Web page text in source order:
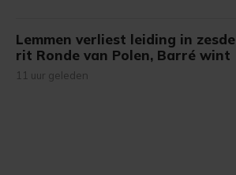
Lemmen verliest leiding in zesde
rit Ronde van Polen, Barré wint
11 uur geleden